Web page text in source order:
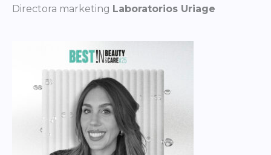
Directora marketing Laboratorios Uriage